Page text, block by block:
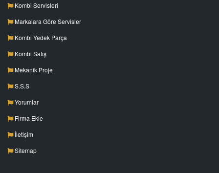
Kombi Servisleri
Markalara Göre Servisler
Kombi Yedek Parça
Kombi Satış
Mekanik Proje
S.S.S
Yorumlar
Firma Ekle
İletişim
Sitemap